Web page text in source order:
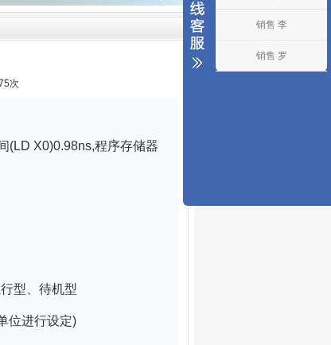
次
(LD X0)0.98ns,程序存储器
型、待机型
位进行设定)
销售 李
销售 罗